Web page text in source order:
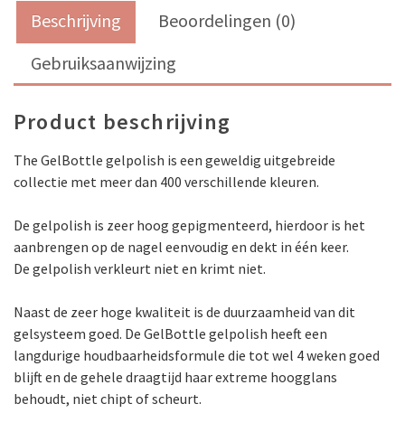
Beschrijving
Beoordelingen (0)
Gebruiksaanwijzing
Product beschrijving
The GelBottle gelpolish is een geweldig uitgebreide
collectie met meer dan 400 verschillende kleuren.
De gelpolish is zeer hoog gepigmenteerd, hierdoor is het
aanbrengen op de nagel eenvoudig en dekt in één keer.
De gelpolish verkleurt niet en krimt niet.
Naast de zeer hoge kwaliteit is de duurzaamheid van dit
gelsysteem goed. De GelBottle gelpolish heeft een
langdurige houdbaarheidsformule die tot wel 4 weken goed
blijft en de gehele draagtijd haar extreme hoogglans
behoudt, niet chipt of scheurt.